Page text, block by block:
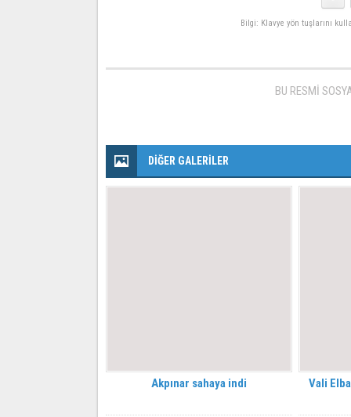
Bilgi: Klavye yön tuşlarını
BU RESMİ
DİĞER GALERİLER
Akpınar sahaya indi Vali